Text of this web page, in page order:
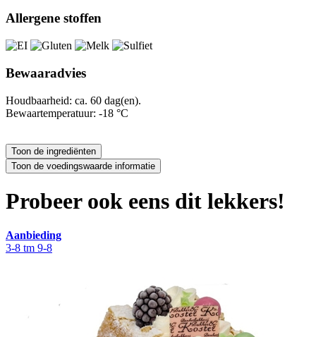
Allergene stoffen
Bewaaradvies
Houdbaarheid: ca. 60 dag(en).
Bewaartemperatuur: -18 °C
Probeer ook eens dit lekkers!
Aanbieding
3-8 tm 9-8